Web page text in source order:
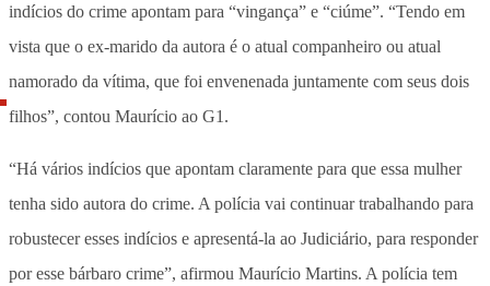
indícios do crime apontam para “vingança” e “ciúme”. “Tendo em
vista que o ex-marido da autora é o atual companheiro ou atual
namorado da vítima, que foi envenenada juntamente com seus dois
filhos”, contou Maurício ao G1.
“Há vários indícios que apontam claramente para que essa mulher
tenha sido autora do crime. A polícia vai continuar trabalhando para
robustecer esses indícios e apresentá-la ao Judiciário, para responder
por esse bárbaro crime”, afirmou Maurício Martins. A polícia tem